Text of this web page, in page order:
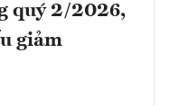
quý 2/2026,
giảm